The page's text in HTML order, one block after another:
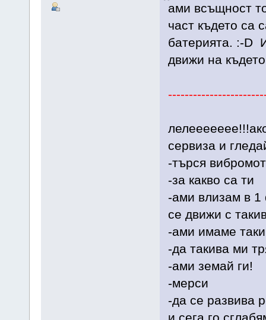
ами всъщност
част където са
батерията. :-D
движи на
сервиза и
-търся
-за какво са ти
-ами влизам в 1
се движи с
-ами имаме
-да такива ми
-ами земай ги!
-мерси
-да се развива
и сега го